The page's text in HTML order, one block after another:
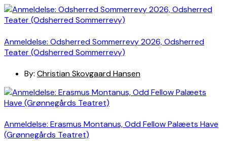
Anmeldelse: Odsherred Sommerrevy 2026, Odsherred
Teater (Odsherred Sommerrevy)
By: Christian Skovgaard Hansen
Anmeldelse: Erasmus Montanus, Odd Fellow Palæets Have
(Grønnegårds Teatret)